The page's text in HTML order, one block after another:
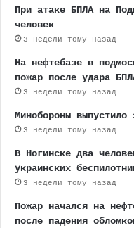
При атаке БПЛА на
человек
3 недели тому назад
На нефтебазе в
пожар после удара
3 недели тому назад
Минобороны
3 недели тому назад
В Ногинске два
украинских
3 недели тому назад
Пожар начался на
после падения